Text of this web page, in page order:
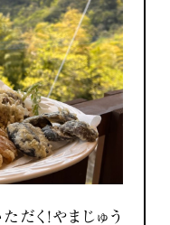
く！やまじゅう